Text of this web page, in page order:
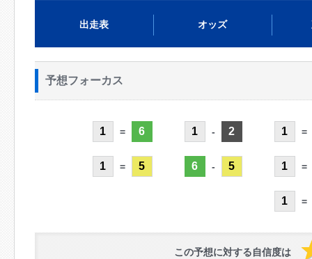
出走表 オッズ
予想フォーカス
1 = 6
1 = 5
1 - 2
6 - 5
1 =
1 =
1 =
この予想に対する自信度は